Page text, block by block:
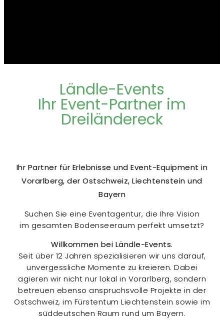
Ländle-Events
Ihr Event-Partner im
Dreiländereck
Ihr Partner für Erlebnisse und Event-Equipment in
Vorarlberg, der Ostschweiz, Liechtenstein und
Bayern
Suchen Sie eine Eventagentur, die Ihre Vision
im gesamten Bodenseeraum perfekt umsetzt?
Willkommen bei Ländle-Events.
Seit über 12 Jahren spezialisieren wir uns darauf,
unvergessliche Momente zu kreieren. Dabei
agieren wir nicht nur lokal in Vorarlberg, sondern
betreuen ebenso anspruchsvolle Projekte in der
Ostschweiz, im Fürstentum Liechtenstein sowie im
süddeutschen Raum rund um Bayern.